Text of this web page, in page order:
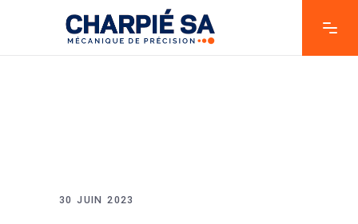
30 JUIN 2023